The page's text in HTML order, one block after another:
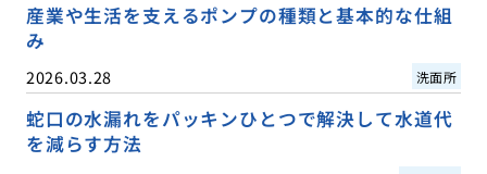
産業や生活を支えるポンプの種類と基本的な仕組
み
2026.03.28 洗面所
蛇口の水漏れをパッキンひとつで解決して水道代
を減らす方法